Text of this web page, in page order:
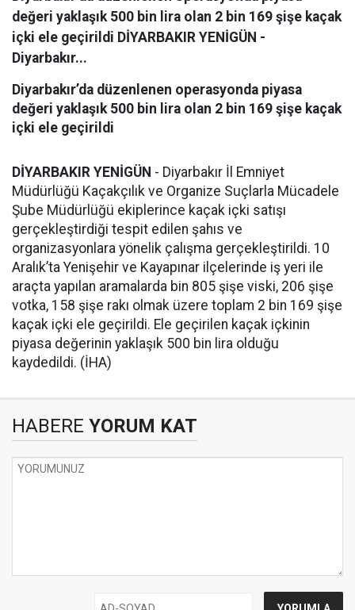
değeri yaklaşık 500 bin lira olan 2 bin 169 şişe kaçak
içki ele geçirildi DİYARBAKIR YENİGÜN -
Diyarbakır...
Diyarbakır’da düzenlenen operasyonda piyasa
değeri yaklaşık 500 bin lira olan 2 bin 169 şişe kaçak
içki ele geçirildi
DİYARBAKIR YENİGÜN - Diyarbakır İl Emniyet
Müdürlüğü Kaçakçılık ve Organize Suçlarla Mücadele
Şube Müdürlüğü ekiplerince kaçak içki satışı
gerçekleştirdiği tespit edilen şahıs ve
organizasyonlara yönelik çalışma gerçekleştirildi. 10
Aralık’ta Yenişehir ve Kayapınar ilçelerinde iş yeri ile
araçta yapılan aramalarda bin 805 şişe viski, 206 şişe
votka, 158 şişe rakı olmak üzere toplam 2 bin 169 şişe
kaçak içki ele geçirildi. Ele geçirilen kaçak içkinin
piyasa değerinin yaklaşık 500 bin lira olduğu
kaydedildi. (İHA)
HABERE YORUM KAT